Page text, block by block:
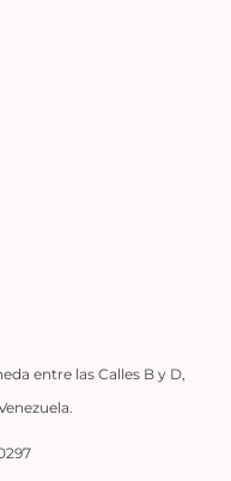
entre las Calles B y D,